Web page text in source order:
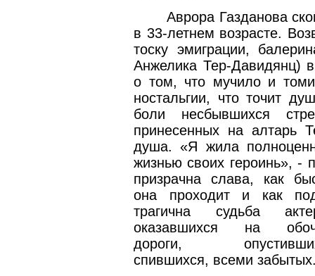
Аврора Газданова
в 33-летнем возрасте.
тоску эмиграции,
Анжелика Тер-Давидянц)
о том, что мучило и
ностальгии, что точит
боли несбывшихся
принесенных на алтарь
душа. «Я жила
жизнью своих героинь», -
призрачна слава, как
она проходит и как
трагична судьба
оказавшихся на
дороги,
спившихся, всеми